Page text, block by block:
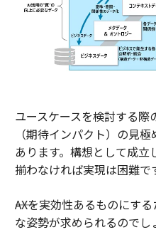
ユースケースを検討する際
（期待インパクト）の見
あります。構想として成
揃わなければ実現は困難で
――AXを実効性あるものにす
な姿勢が求められるのでし